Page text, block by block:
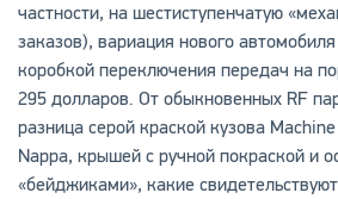
частности, на шестиступенчатую
заказов), вариация нового
коробкой переключения передач на
295 долларов. От обыкновенных RF
разница серой краской кузова
Nappa, крышей с ручной покраской и
«бейджиками», какие